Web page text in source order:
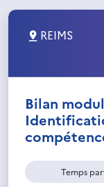
REIMS
Bilan
Temps